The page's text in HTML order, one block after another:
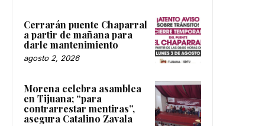
Cerrarán puente Chaparral
a partir de mañana para
darle mantenimiento
agosto 2, 2026
Morena celebra asamblea
en Tijuana; “para
contrarrestar mentiras”,
asegura Catalino Zavala